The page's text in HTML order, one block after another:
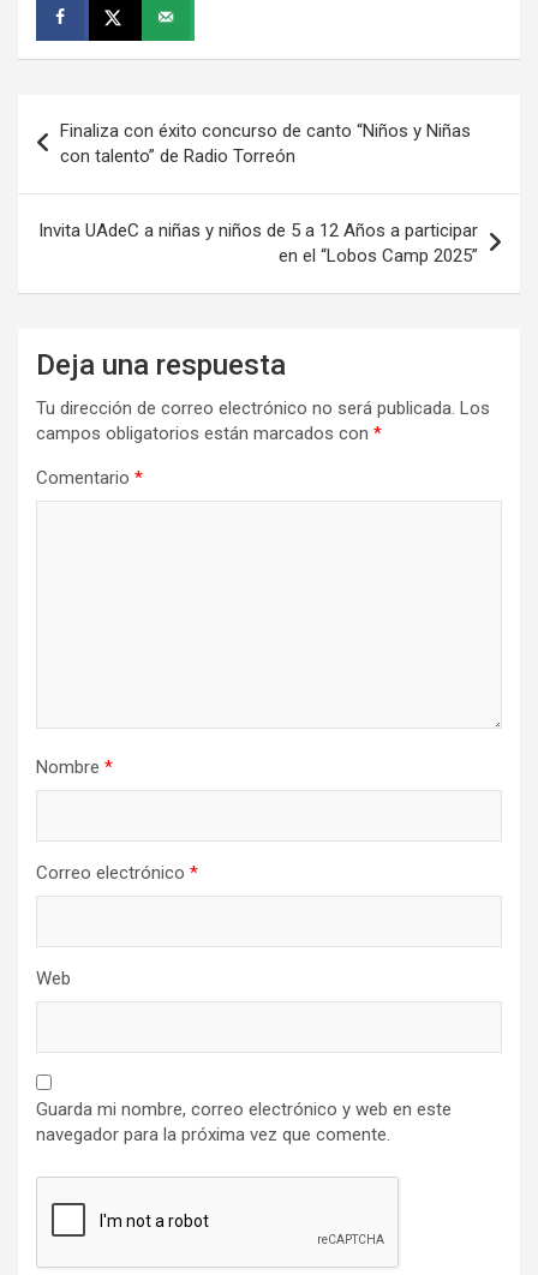
de
entradas
Finaliza con éxito concurso de canto “Niños y Niñas
con talento” de Radio Torreón
Invita UAdeC a niñas y niños de 5 a 12 Años a participar
en el “Lobos Camp 2025”
Deja una respuesta
Tu dirección de correo electrónico no será publicada. Los
campos obligatorios están marcados con *
Comentario *
Nombre *
Correo electrónico *
Web
Guarda mi nombre, correo electrónico y web en este
navegador para la próxima vez que comente.